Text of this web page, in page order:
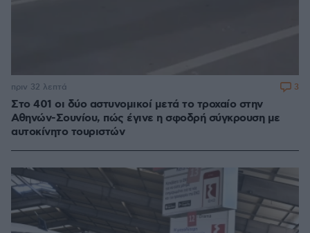
Στο 401 οι δύο αστυνομικοί μετά το τροχαίο στην
Αθηνών-Σουνίου, πώς έγινε η σφοδρή σύγκρουση με
αυτοκίνητο τουριστών
πριν 32 λεπτά 3